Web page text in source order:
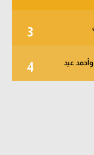
3
4 عيد